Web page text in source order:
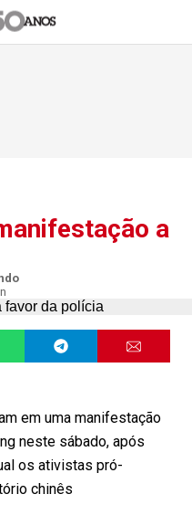
a
em uma manifestação
neste sábado, após
os ativistas pró-
chinês